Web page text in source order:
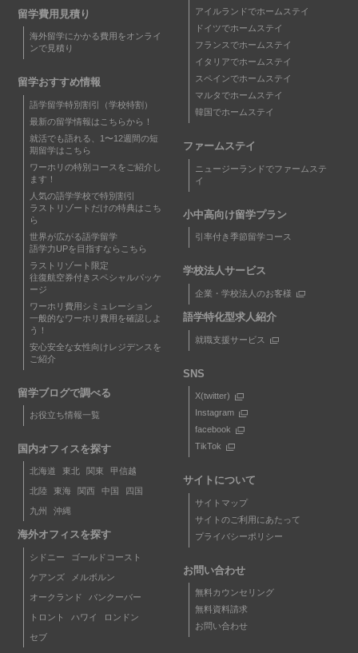
留学費用見積り
海外留学にかかる費用をオンライ
ンで見積り
留学おすすめ情報
語学留学特別割引（学校特割）
最新の留学情報はこちらから！
就活でも語れる、1〜12週間の短
期留学はこちら
ワーホリの特別コースをご紹介し
ます！
人気の語学学校で特別割引
ラストリゾートだけの特典はこち
ら
世界が広がる語学留学
語学力UPを目指すならこちら
ラストリゾート限定
往復航空券付きスペシャルパッケ
ージ
ワーホリ費用シミュレーション
一般的なワーホリ費用を確認しよ
う！
安心安全な女性向けレジデンスを
ご紹介
留学ブログで調べる
お役立ち情報一覧
国内オフィスを探す
北海道 東北 関東 甲信越
北陸 東海 関西 中国 四国
九州 沖縄
海外オフィスを探す
シドニー ゴールドコースト
ケアンズ メルボルン
オークランド バンクーバー
トロント ハワイ ロンドン
セブ
アイルランドでホームステイ
ドイツでホームステイ
フランスでホームステイ
イタリアでホームステイ
スペインでホームステイ
マルタでホームステイ
韓国でホームステイ
ファームステイ
ニュージーランドでファームステ
イ
小中高向け留学プラン
引率付き季節留学コース
学校法人サービス
企業・学校法人のお客様
語学特化型求人紹介
就職支援サービス
SNS
X(twitter)
Instagram
facebook
TikTok
サイトについて
サイトマップ
サイトのご利用にあたって
プライバシーポリシー
お問い合わせ
無料カウンセリング
無料資料請求
お問い合わせ